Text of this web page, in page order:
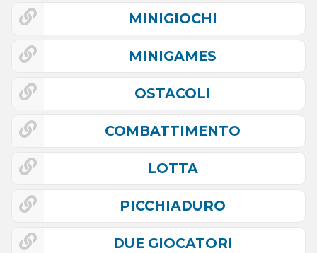
MINIGIOCHI
MINIGAMES
OSTACOLI
COMBATTIMENTO
LOTTA
PICCHIADURO
DUE GIOCATORI